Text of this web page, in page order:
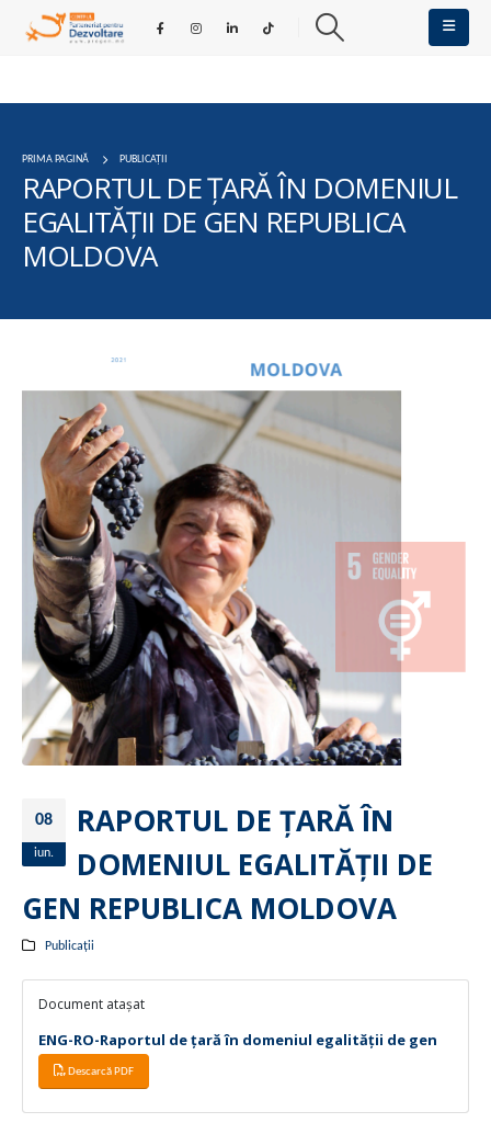
PRIMA PAGINĂ PUBLICAȚII
RAPORTUL DE ȚARĂ ÎN DOMENIUL
EGALITĂȚII DE GEN REPUBLICA
MOLDOVA
08
iun.
RAPORTUL DE ȚARĂ ÎN
DOMENIUL EGALITĂȚII DE
GEN REPUBLICA MOLDOVA
Publicații
Document atașat
ENG-RO-Raportul de țară în domeniul egalității de gen
Descarcă PDF